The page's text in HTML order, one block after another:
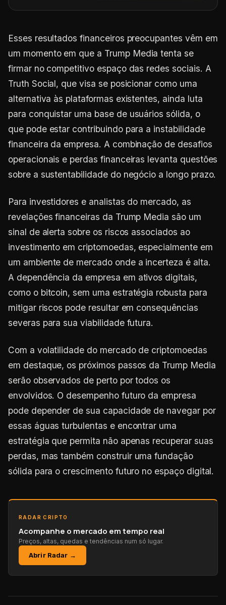
Esses resultados financeiros preocupantes vêm em
um momento em que a Trump Media tenta se
firmar no competitivo espaço das redes sociais. A
Truth Social, que visa se posicionar como uma
alternativa às plataformas existentes, ainda luta
para conquistar uma base de usuários sólida, o
que pode estar contribuindo para a instabilidade
financeira da empresa. A combinação de desafios
operacionais e perdas financeiras levanta questões
sobre a sustentabilidade do negócio a longo prazo.
Para investidores e analistas do mercado, as
revelações financeiras da Trump Media são um
sinal de alerta sobre os riscos associados ao
investimento em criptomoedas, especialmente em
um ambiente de mercado onde a incerteza é alta.
A dependência da empresa em ativos digitais,
como o bitcoin, sem uma estratégia robusta para
mitigar riscos pode resultar em consequências
severas para sua viabilidade futura.
Com a volatilidade do mercado de criptomoedas
em destaque, os próximos passos da Trump Media
serão observados de perto por todos os
envolvidos. O desempenho futuro da empresa
pode depender de sua capacidade de navegar por
essas águas turbulentas e encontrar uma
estratégia que permita não apenas recuperar suas
perdas, mas também construir uma fundação
sólida para o crescimento futuro no espaço digital.
RADAR CRIPTO
Acompanhe o mercado em tempo real
Preços, altas, quedas e tendências num só lugar.
Abrir Radar →